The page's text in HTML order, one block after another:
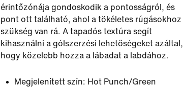
érintőzónája gondoskodik a pontosságról, és
pont ott található, ahol a tökéletes rúgásokhoz
szükség van rá. A tapadós textúra segít
kihasználni a gólszerzési lehetőségeket azáltal,
hogy közelebb hozza a lábadat a labdához.
Megjelenített szín: Hot Punch/Green